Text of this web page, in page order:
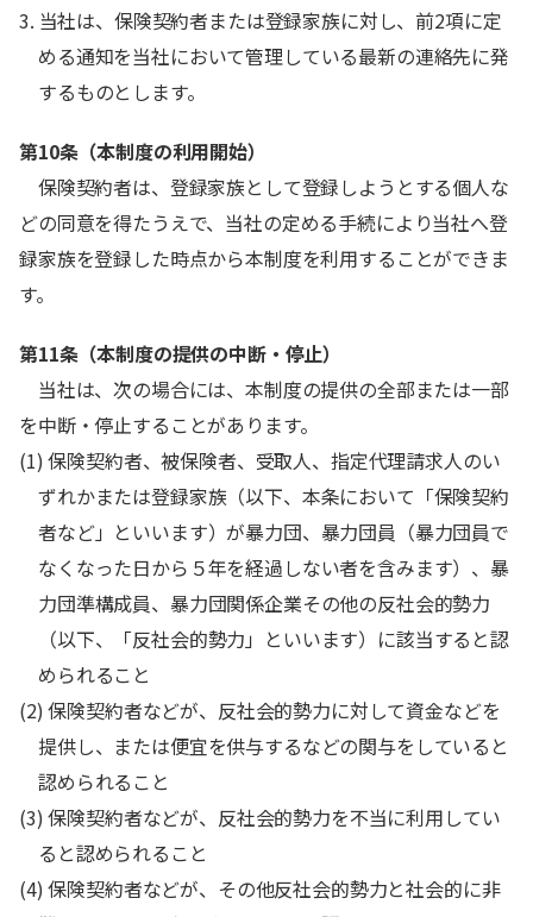
3. 当社は、保険契約者または登録家族に対し、前2項に定
める通知を当社において管理している最新の連絡先に発
するものとします。
第10条（本制度の利用開始）
保険契約者は、登録家族として登録しようとする個人な
どの同意を得たうえで、当社の定める手続により当社へ登
録家族を登録した時点から本制度を利用することができま
す。
第11条（本制度の提供の中断・停止）
当社は、次の場合には、本制度の提供の全部または一部
を中断・停止することがあります。
(1) 保険契約者、被保険者、受取人、指定代理請求人のい
ずれかまたは登録家族（以下、本条において「保険契約
者など」といいます）が暴力団、暴力団員（暴力団員で
なくなった日から５年を経過しない者を含みます）、暴
力団準構成員、暴力団関係企業その他の反社会的勢力
（以下、「反社会的勢力」といいます）に該当すると認
められること
(2) 保険契約者などが、反社会的勢力に対して資金などを
提供し、または便宜を供与するなどの関与をしていると
認められること
(3) 保険契約者などが、反社会的勢力を不当に利用してい
ると認められること
(4) 保険契約者などが、その他反社会的勢力と社会的に非